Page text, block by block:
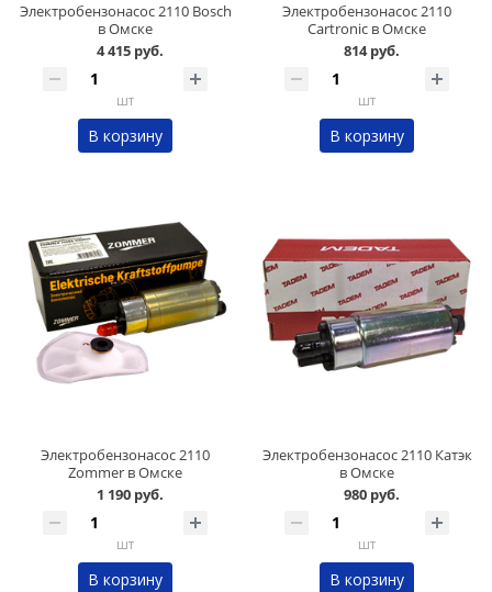
Электробензонасос 2110 Bosch
в Омске
4 415 руб.
шт
В корзину
Электробензонасос 2110
Cartronic в Омске
814 руб.
шт
В корзину
Электробензонасос 2110
Zommer в Омске
1 190 руб.
шт
В корзину
Электробензонасос 2110 Катэк
в Омске
980 руб.
шт
В корзину